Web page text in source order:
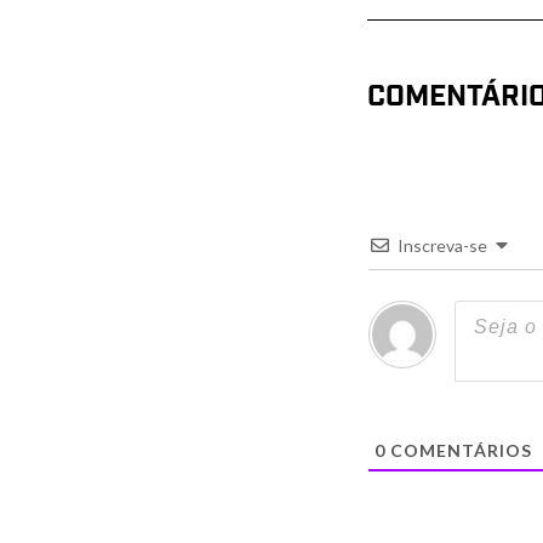
Inscreva-se
0COMENTÁRIOS